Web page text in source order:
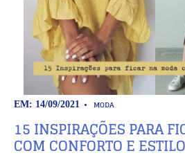
EM: 14/09/2021 MODA
15 INSPIRAÇÕES PARA
COM CONFORTO E ESTILO